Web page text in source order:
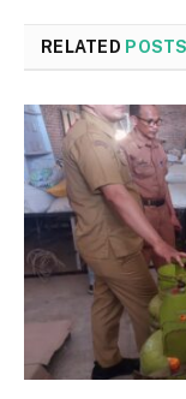
RELATED POSTS